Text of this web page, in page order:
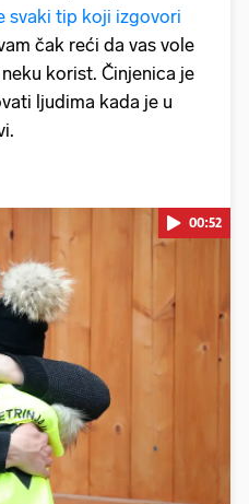
svaki tip koji izgovori
čak reći da vas vole
korist. Činjenica je
ljudima kada je u
videa...
00:52